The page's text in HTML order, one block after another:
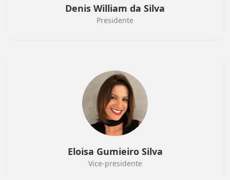
Denis William da Silva
Presidente
Eloisa Gumieiro Silva
Vice-presidente